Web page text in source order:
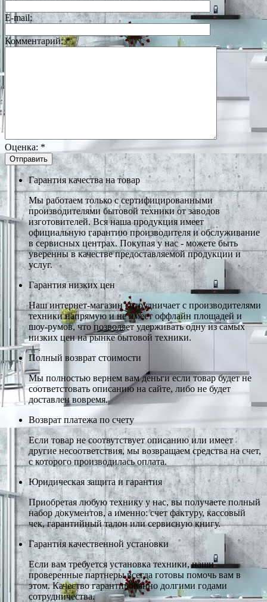
E-mail:
Комментарий:*
Оценка: *
Гарантия качества на товар
Мы работаем только с сертифицированными
производителями бытовой техники от заводов
изготовителей. Вся наша продукция имеет
официальную гарантию производителя и обслуживание
в сервисных центрах. Покупая у нас - можете быть
уверенны в качестве предоставляемой продукции и
услуг.
Гарантия низких цен
Наш интернет-магазин сотрудничает с производителями
техники напрямую и не имеет оффлайн площадей и
шоу-румов, что позволяет удерживать одну из самых
низких цен на рынке бытовой техники.
Полный возврат стоимости
Мы полностью вернем вам деньги если товар будет не
соответстовать описанию на сайте, либо не будет
доставлен вовремя.
Возврат платежа по счету
Если товар не соотвутствует описанию или имеет
другие несоответствия, мы возвращаем средства на счет,
с которого производилась оплата.
Юридическая защита и гарантия
Приобретая любую технику у нас, вы получаете полный
набор документов, а именно: счет фактуру, кассовый
чек, гарантийный талон или сервисную книгу.
Гарантия качественной установки
Если вам требуется установка техники, наши
проверенные партнеры всегда готовы помочь вам в
этом. Качество гарантированно долгими годами
сотрудничества.